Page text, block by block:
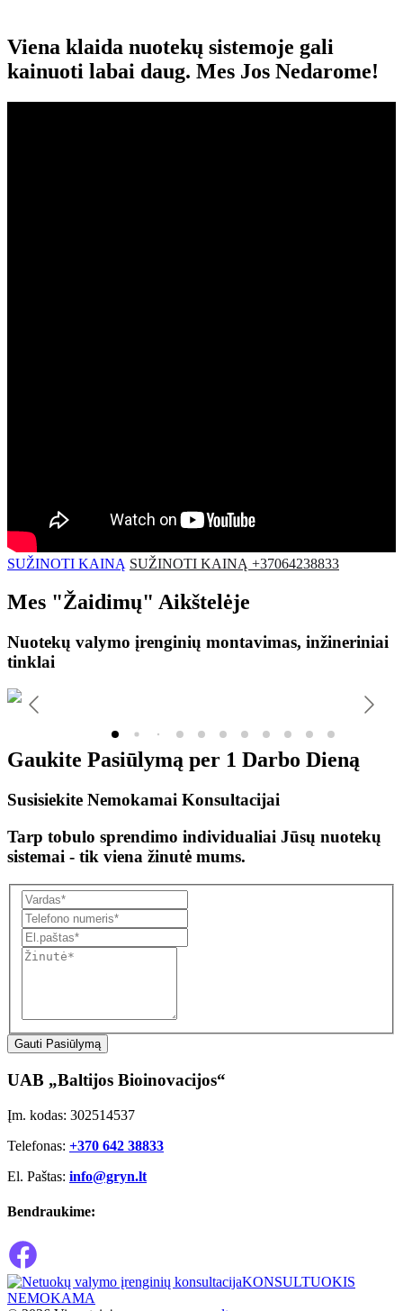
Viena klaida nuotekų sistemoje gali
kainuoti labai daug. Mes Jos Nedarome!
SUŽINOTI KAINĄ SUŽINOTI KAINĄ +37064238833
Mes "Žaidimų" Aikštelėje
Nuotekų valymo įrenginių montavimas, inžineriniai
tinklai
Gaukite Pasiūlymą per 1 Darbo Dieną
Susisiekite Nemokamai Konsultacijai
Tarp tobulo sprendimo individualiai Jūsų nuotekų
sistemai - tik viena žinutė mums.
Gauti Pasiūlymą
UAB „Baltijos Bioinovacijos“
Įm. kodas: 302514537
Telefonas: +370 642 38833
El. Paštas: info@gryn.lt
Bendraukime:
KONSULTUOKIS
NEMOKAMA